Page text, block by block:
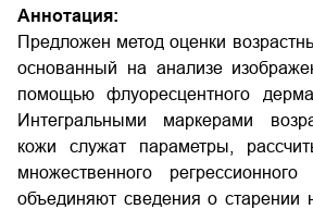
Аннотация:
Предложен метод оценки
основанный на анализе
помощью флуоресцентного
Интегральными маркерами
кожи служат параметры,
множественного
объединяют сведения о старении